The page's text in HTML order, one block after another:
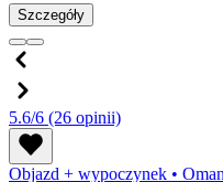
Szczegóły
5.6/6 (26 opinii)
Objazd + wypoczynek •